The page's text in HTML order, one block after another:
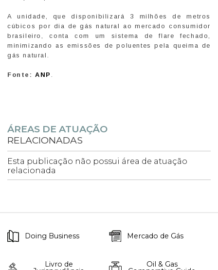
A unidade, que disponibilizará 3 milhões de metros
cúbicos por dia de gás natural ao mercado consumidor
brasileiro, conta com um sistema de flare fechado,
minimizando as emissões de poluentes pela queima de
gás natural.
Fonte: ANP
ÁREAS DE ATUAÇÃO
RELACIONADAS
Esta publicação não possui área de atuação
relacionada
Doing Business Mercado de Gás
Livro de Oil & Gas